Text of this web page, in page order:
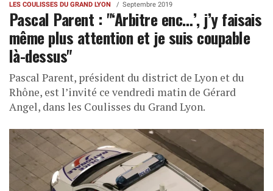
LES COULISSES DU GRAND LYON Septembre 2019
Pascal Parent : "‘Arbitre enc…’, j’y faisais
même plus attention et je suis coupable
là-dessus"
Pascal Parent, président du district de Lyon et du
Rhône, est l’invité ce vendredi matin de Gérard
Angel, dans les Coulisses du Grand Lyon.